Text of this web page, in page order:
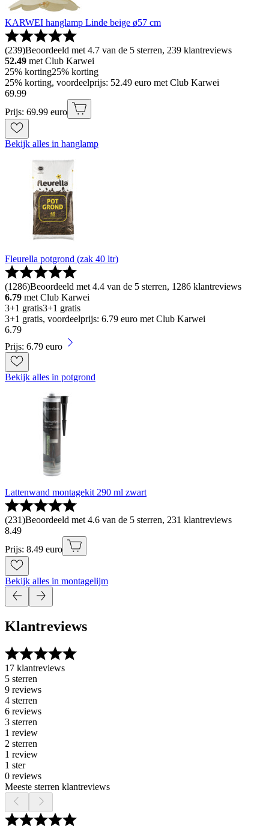
KARWEI hanglamp Linde beige ø57 cm
(239)Beoordeeld met 4.7 van de 5 sterren, 239 klantreviews
52.49 met Club Karwei
25% korting25% korting
25% korting, voordeelprijs: 52.49 euro met Club Karwei
69.99
Prijs: 69.99 euro
Bekijk alles in hanglamp
Fleurella potgrond (zak 40 ltr)
(1286)Beoordeeld met 4.4 van de 5 sterren, 1286 klantreviews
6.79 met Club Karwei
3+1 gratis3+1 gratis
3+1 gratis, voordeelprijs: 6.79 euro met Club Karwei
6.79
Prijs: 6.79 euro
Bekijk alles in potgrond
Lattenwand montagekit 290 ml zwart
(231)Beoordeeld met 4.6 van de 5 sterren, 231 klantreviews
8.49
Prijs: 8.49 euro
Bekijk alles in montagelijm
Klantreviews
17 klantreviews
5 sterren
9 reviews
4 sterren
6 reviews
3 sterren
1 review
2 sterren
1 review
1 ster
0 reviews
Meeste sterren klantreviews